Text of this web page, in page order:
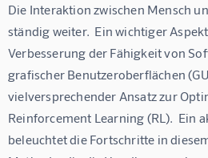
Die Interaktion zwischen Mensch
ständig weiter.  Ein wichtiger
Verbesserung der Fähigkeit von
grafischer Benutzeroberflächen
vielversprechender Ansatz zur
Reinforcement Learning (RL).  Ein
beleuchtet die Fortschritte in